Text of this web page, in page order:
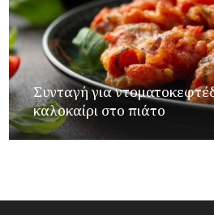
Συνταγή για
καλοκαίρι στο πιάτο